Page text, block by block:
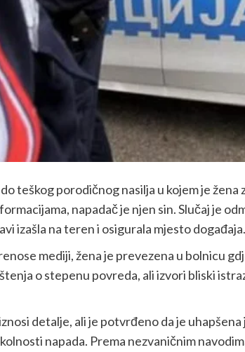
teškog porodičnog nasilja u kojem je žena
napadač je njen sin. Slučaj je
izašla na teren i osigurala mjesto događaja.
mediji, žena je prevezena u bolnicu
o stepenu povreda, ali izvori bliski
detalje, ali je potvrđeno da je
napada. Prema nezvaničnim